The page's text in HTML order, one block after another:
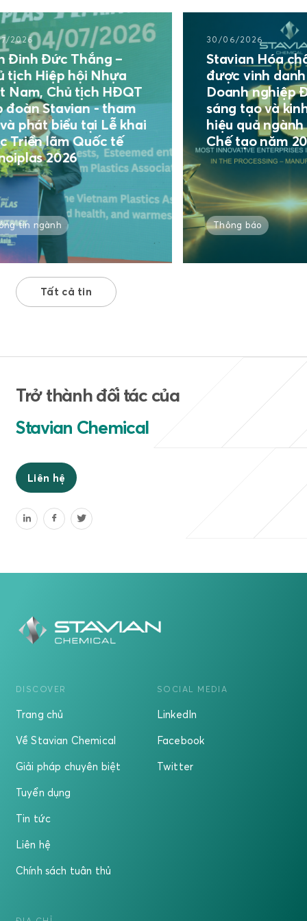
Thắng –
hội Nhựa
tịch HĐQT
- tham
tại Lễ khai
Quốc tế
30/06/2026
Stavian Hóa chất tiếp
được vinh danh Top 10
Doanh nghiệp Đổi mới
sáng tạo và kinh doanh
hiệu quả ngành Chế
Chế tạo năm 2026
Thông báo
Tất cả tin
Trở thành đối tác của
Stavian Chemical
Liên hệ
DISCOVER
Trang chủ
Về Stavian Chemical
Giải pháp chuyên biệt
Tuyển dụng
Tin tức
Liên hệ
Chính sách tuân thủ
SOCIAL MEDIA
LinkedIn
Facebook
Twitter